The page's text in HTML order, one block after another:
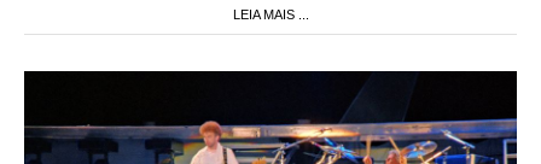
LEIA MAIS ...